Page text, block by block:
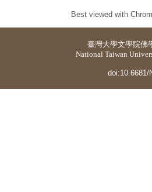
Best viewed with
臺灣大學文學院佛
National Taiwan
doi:10.6681/